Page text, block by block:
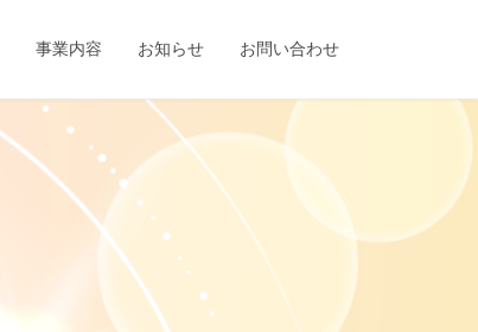
事業内容 お知らせ お問い合わせ